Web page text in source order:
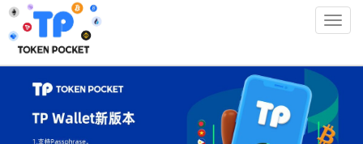
TPwallet官方版-tp官网
Toggle